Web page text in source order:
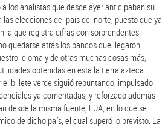
los analistas que desde ayer anticipaban su
elecciones del país del norte, puesto que ya
la que registra cifras con sorprendentes
quedarse atrás los bancos que llegaron
idioma y de otras muchas cosas más,
obtenidas en esta la tierra azteca.
billete verde siguió repuntando, impulsado
ya comentadas, y reforzado además
desde la misma fuente, EUA, en lo que se
de dicho país, el cual superó lo previsto. La